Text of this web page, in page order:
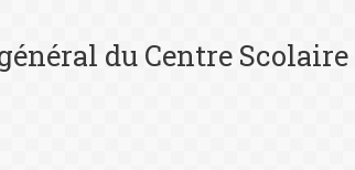
du Centre